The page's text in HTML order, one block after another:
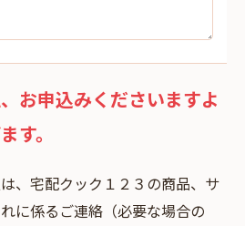
お申込みくださいますよ
す。
、宅配クック１２３の商品、サ
に係るご連絡（必要な場合の